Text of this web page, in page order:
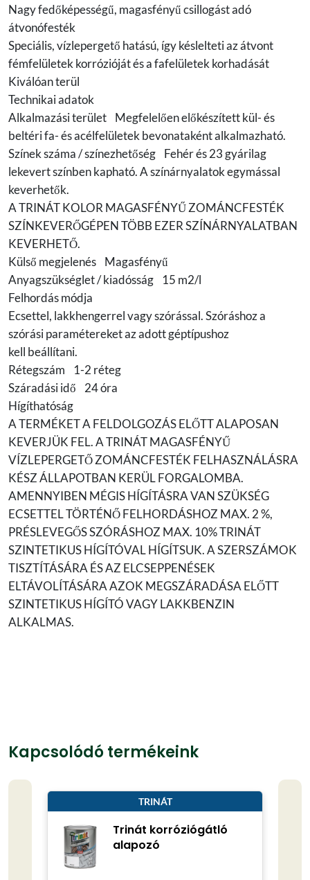
Nagy fedőképességű, magasfényű csillogást adó
átvonófesték
Speciális, vízlepergető hatású, így késlelteti az átvont
fémfelületek korrózióját és a fafelületek korhadását
Kiválóan terül
Technikai adatok
Alkalmazási terület Megfelelően előkészített kül- és
beltéri fa- és acélfelületek bevonataként alkalmazható.
Színek száma / színezhetőség Fehér és 23 gyárilag
lekevert színben kapható. A színárnyalatok egymással
keverhetők.
A TRINÁT KOLOR MAGASFÉNYŰ ZOMÁNCFESTÉK
SZÍNKEVERŐGÉPEN TÖBB EZER SZÍNÁRNYALATBAN
KEVERHETŐ.
Külső megjelenés Magasfényű
Anyagszükséglet / kiadósság 15 m2/l
Felhordás módja
Ecsettel, lakkhengerrel vagy szórással. Szóráshoz a
szórási paramétereket az adott géptípushoz
kell beállítani.
Rétegszám 1-2 réteg
Száradási idő 24 óra
Hígíthatóság
A TERMÉKET A FELDOLGOZÁS ELŐTT ALAPOSAN
KEVERJÜK FEL. A TRINÁT MAGASFÉNYŰ
VÍZLEPERGETŐ ZOMÁNCFESTÉK FELHASZNÁLÁSRA
KÉSZ ÁLLAPOTBAN KERÜL FORGALOMBA.
AMENNYIBEN MÉGIS HÍGÍTÁSRA VAN SZÜKSÉG
ECSETTEL TÖRTÉNŐ FELHORDÁSHOZ MAX. 2 %,
PRÉSLEVEGŐS SZÓRÁSHOZ MAX. 10% TRINÁT
SZINTETIKUS HÍGÍTÓVAL HÍGÍTSUK. A SZERSZÁMOK
TISZTÍTÁSÁRA ÉS AZ ELCSEPPENÉSEK
ELTÁVOLÍTÁSÁRA AZOK MEGSZÁRADÁSA ELŐTT
SZINTETIKUS HÍGÍTÓ VAGY LAKKBENZIN
ALKALMAS.
Kapcsolódó termékeink
TRINÁT
Trinát korróziógátló
alapozó